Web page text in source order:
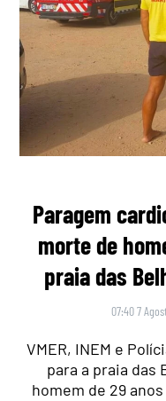
Paragem
morte de
praia das
07:40 7
VMER, INEM e
para a praia das
homem de 29